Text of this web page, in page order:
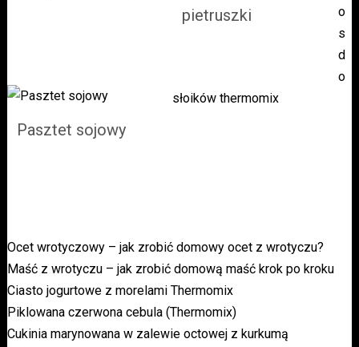
pietruszki
Pasztet sojowy
o
s
d
o
słoików thermomix
Ocet wrotyczowy – jak zrobić domowy ocet z wrotyczu?
Maść z wrotyczu – jak zrobić domową maść krok po kroku
Ciasto jogurtowe z morelami Thermomix
Piklowana czerwona cebula (Thermomix)
Cukinia marynowana w zalewie octowej z kurkumą